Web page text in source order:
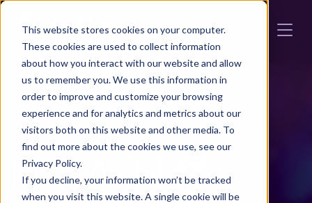
This website stores cookies on your computer.
These cookies are used to collect information
about how you interact with our website and allow
us to remember you. We use this information in
order to improve and customize your browsing
experience and for analytics and metrics about our
visitors both on this website and other media. To
find out more about the cookies we use, see our
Privacy Policy.
If you decline, your information won’t be tracked
when you visit this website. A single cookie will be
Skip to main content
博客
NIRA 洞察